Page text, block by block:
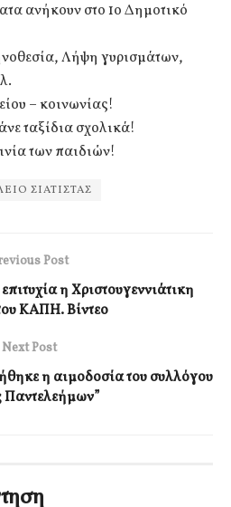
ανήκουν στο 1ο Δημοτικό
Λήψη γυρισμάτων,
– κοινωνίας!
ταξίδια σχολικά!
των παιδιών!
ΣΙΑΤΙΣΤΑΣ
Post
η Χριστουγεννιάτικη
ΚΑΠΗ. Βίντεο
Next Post
η αιμοδοσία του συλλόγου
Παντελεήμων”